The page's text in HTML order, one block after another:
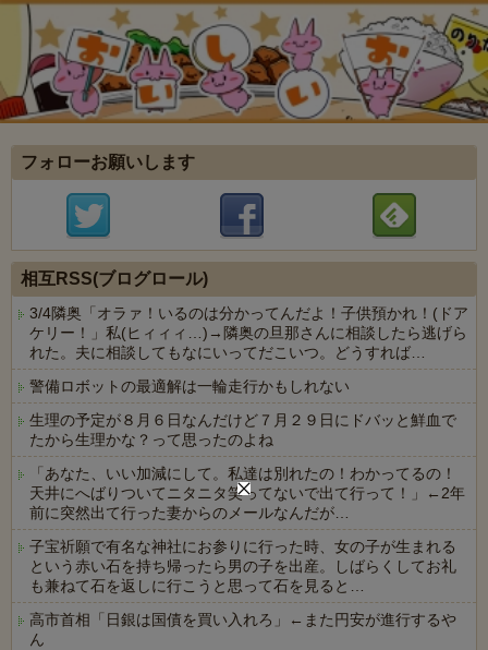
フォローお願いします
相互RSS(ブログロール)
3/4隣奥「オラァ！いるのは分かってんだよ！子供預かれ！(ドア
ケリー！」私(ヒィィィ…)→隣奥の旦那さんに相談したら逃げら
れた。夫に相談してもなにいってだこいつ。どうすれば…
警備ロボットの最適解は一輪走行かもしれない
生理の予定が８月６日なんだけど７月２９日にドバッと鮮血で
たから生理かな？って思ったのよね
「あなた、いい加減にして。私達は別れたの！わかってるの！
天井にへばりついてニタニタ笑ってないで出て行って！」←2年
前に突然出て行った妻からのメールなんだが…
子宝祈願で有名な神社にお参りに行った時、女の子が生まれる
という赤い石を持ち帰ったら男の子を出産。しばらくしてお礼
も兼ねて石を返しに行こうと思って石を見ると…
高市首相「日銀は国債を買い入れろ」←また円安が進行するや
ん